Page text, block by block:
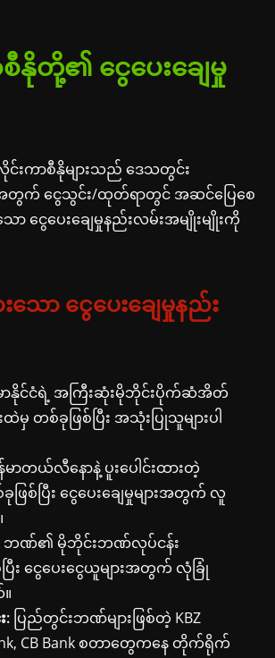
စီနိုတို့၏ ငွေပေးချေမှု
င်းကာစီနိုများသည် ဒေသတွင်း
အတွက် ငွေသွင်း/ထုတ်ရာတွင် အဆင်ပြေစေ
ာ ငွေပေးချေမှုနည်းလမ်းအမျိုးမျိုးကို
ော ငွေပေးချေမှုနည်း
မာနိုင်ငံရဲ့ အကြီးဆုံးမိုဘိုင်းပိုက်ဆံအိတ်
ထဲမှ တစ်ခုဖြစ်ပြီး အသုံးပြုသူများပါ
မာတယ်လီနောနဲ့ ပူးပေါင်းထားတဲ့
ြစ်ပြီး ငွေပေးချေမှုများအတွက် လူ
ဘဏ်၏ မိုဘိုင်းဘဏ်လုပ်ငန်း
ြီး ငွေပေးငွေယူများအတွက် လုံခြုံ
: ပြည်တွင်းဘဏ်များဖြစ်တဲ့ KBZ
CB Bank စတာတွေကနေ တိုက်ရိုက်